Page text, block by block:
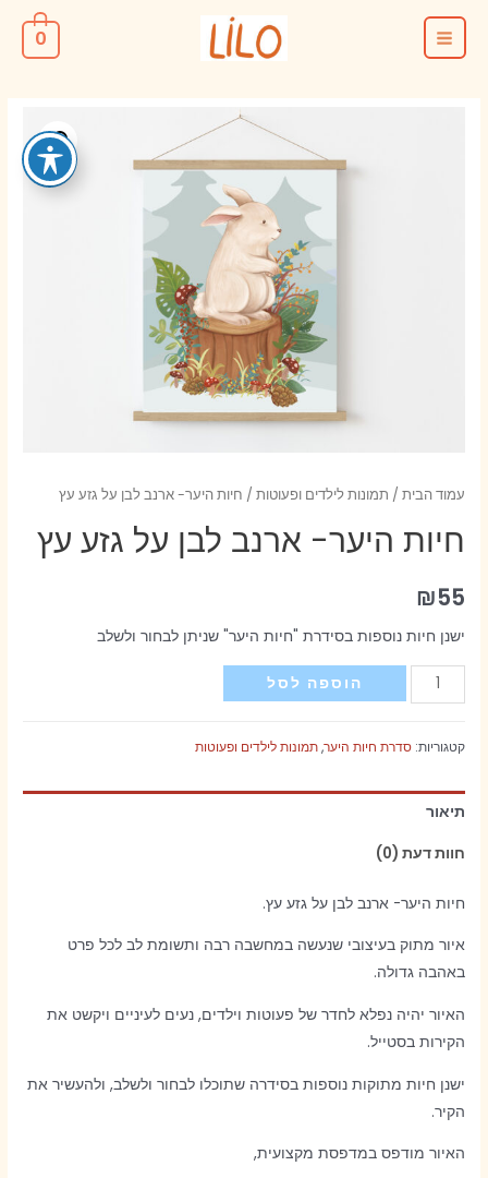
דילוג
MAIN
0
עמוד הבית / תמונות לילדים ופעוטות / חיות היער- ארנב לבן על גזע עץ
חיות היער- ארנב לבן על גזע עץ
₪55
ישנן חיות נוספות בסידרת "חיות היער" שניתן לבחור ולשלב
כמות
של
היער-
ארנב
לבן
עץ
הוספה לסל
קטגוריות:סדרת חיות היער,תמונות לילדים ופעוטות
תיאור
חוות דעת (0)
חיות היער- ארנב לבן על גזע עץ.
איור מתוק בעיצובי שנעשה במחשבה רבה ותשומת לב לכל פרט
באהבה גדולה.
האיור יהיה נפלא לחדר של פעוטות וילדים, נעים לעיניים ויקשט את
הקירות בסטייל.
ישנן חיות מתוקות נוספות בסידרה שתוכלו לבחור ולשלב, ולהעשיר את
הקיר.
האיור מודפס במדפסת מקצועית,